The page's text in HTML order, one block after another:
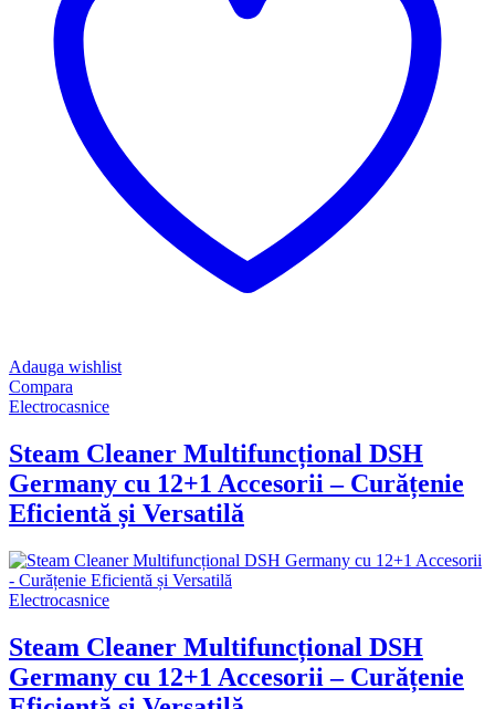
Adauga wishlist
Compara
Electrocasnice
Steam Cleaner Multifuncțional DSH
Germany cu 12+1 Accesorii – Curățenie
Eficientă și Versatilă
Electrocasnice
Steam Cleaner Multifuncțional DSH
Germany cu 12+1 Accesorii – Curățenie